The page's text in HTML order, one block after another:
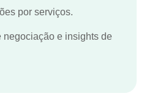
por serviços.
negociação e insights de